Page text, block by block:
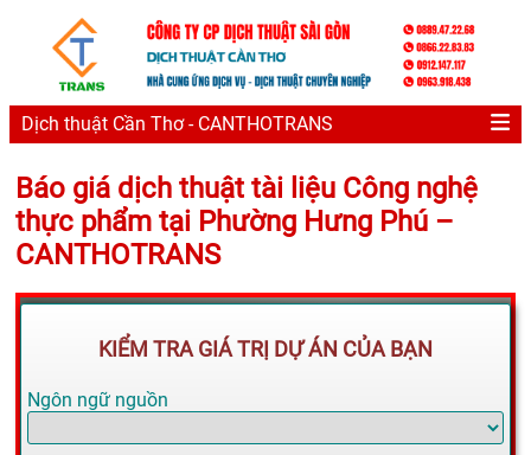
Dịch thuật Cần Thơ - CANTHOTRANS
Báo giá dịch thuật tài liệu Công nghệ
thực phẩm tại Phường Hưng Phú –
CANTHOTRANS
KIỂM TRA GIÁ TRỊ DỰ ÁN CỦA BẠN
Ngôn ngữ nguồn